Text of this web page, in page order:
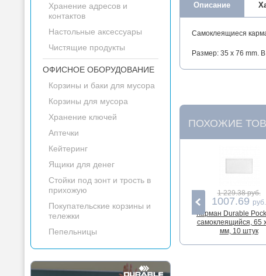
Хранение адресов и
контактов
Настольные аксессуары
Чистящие продукты
ОФИСНОЕ ОБОРУДОВАНИЕ
Корзины и баки для мусора
Корзины для мусора
Хранение ключей
Аптечки
Кейтеринг
Ящики для денег
Стойки под зонт и трость в
прихожую
Покупательские корзины и
тележки
Пепельницы
Описание
Самоклеящиеся
Размер: 35 x 76 mm.
ПОХОЖИЕ
1 229.38 руб.
1007.69 руб.
Карман Durable
самоклеящийся, 65
мм, 10 штук